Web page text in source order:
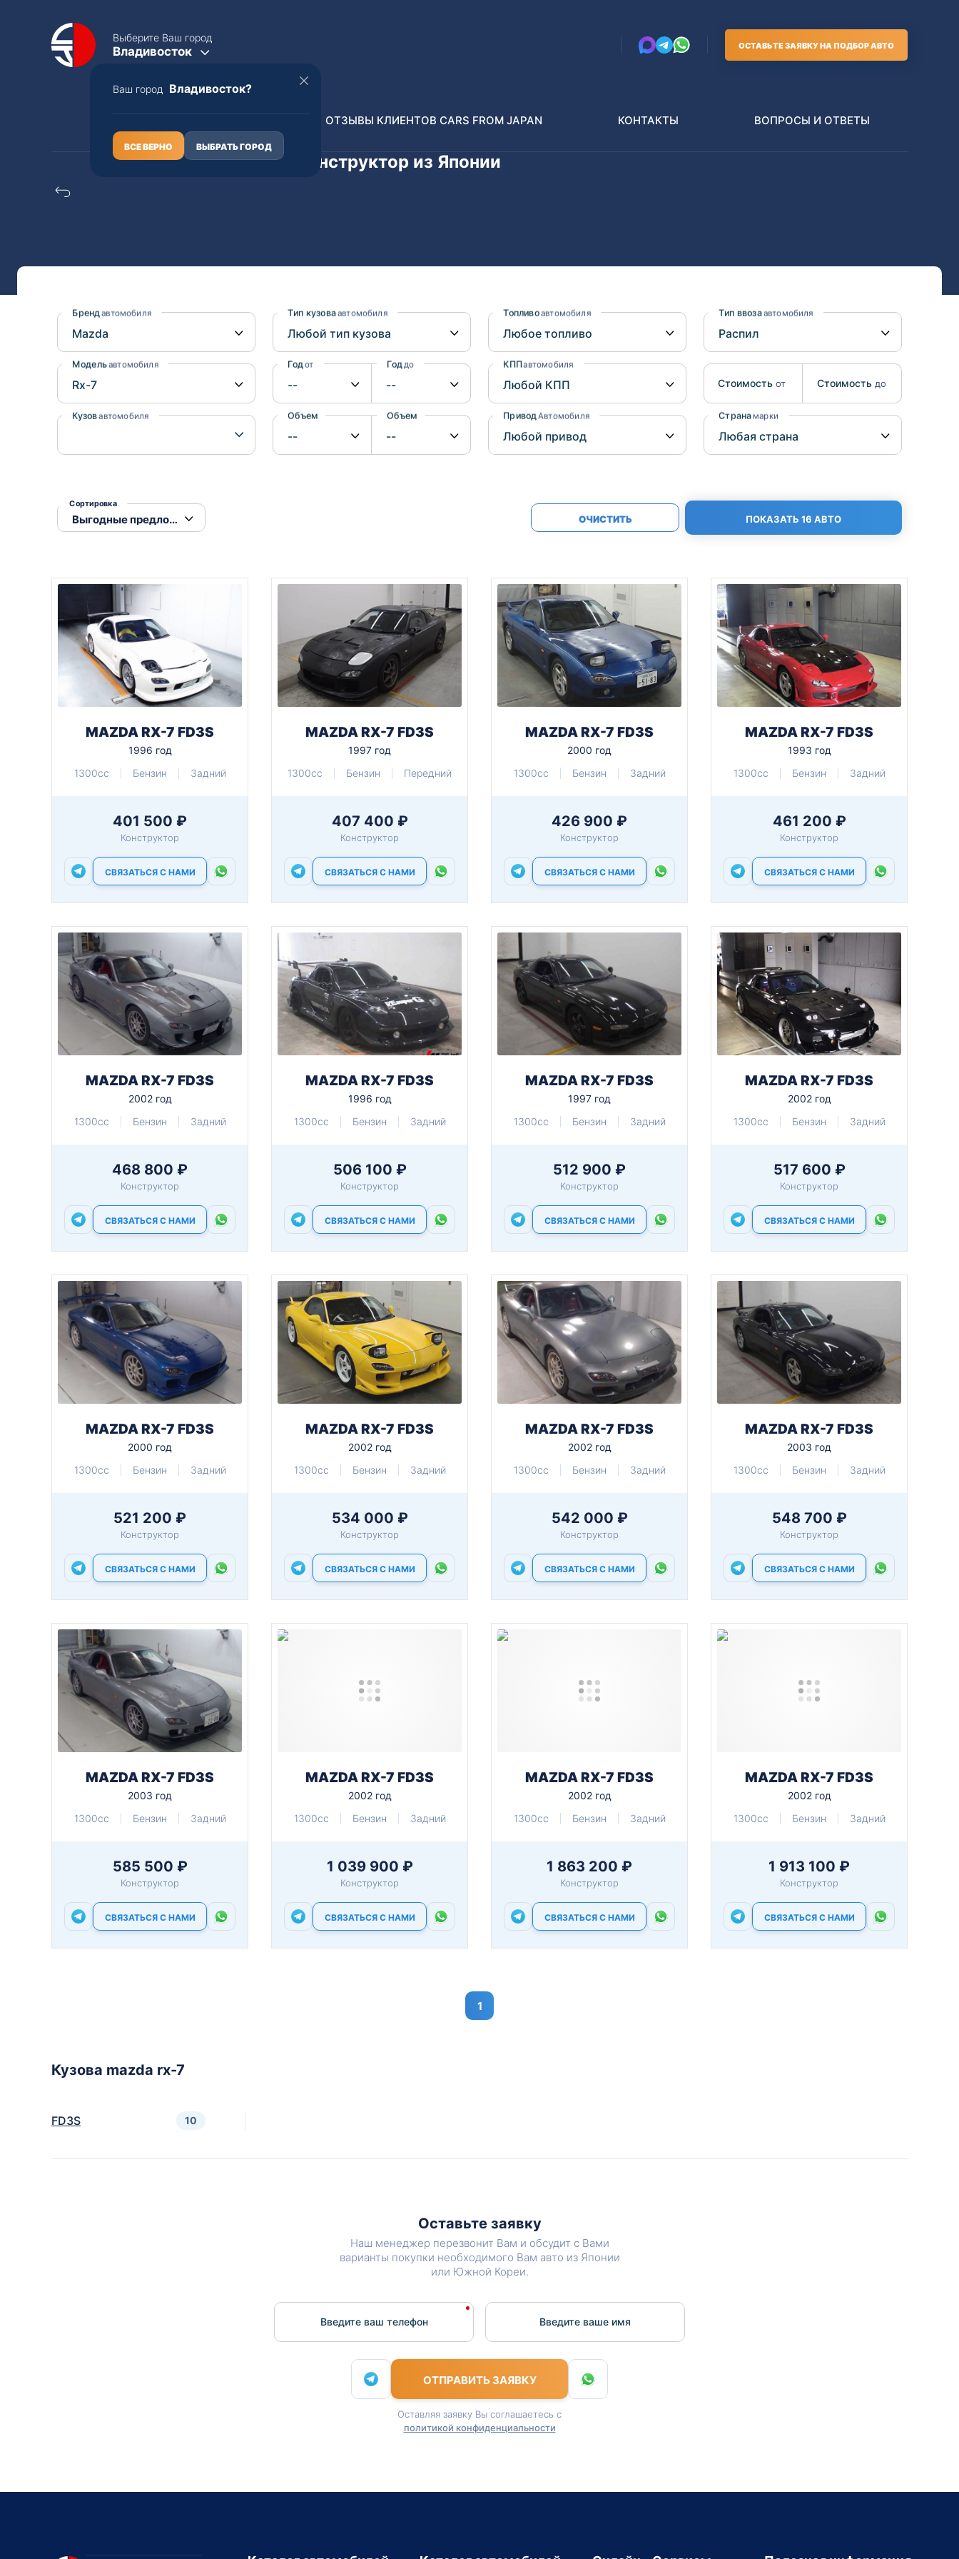
Выберите Ваш город
Владивосток
Ваш город Владивосток?
ВСЕ ВЕРНО ВЫБРАТЬ ГОРОД
ОСТАВЬТЕ ЗАЯВКУ НА ПОДБОР АВТО
Toyota
Mazda
Mitsubishi
Lexus
Tesla
Toyota
Mazda
Mitsubishi
Suzuki
Isuzu
BMW
Daihatsu
Toyota
Mitsubishi
Isuzu
Hino
ОТЗЫВЫ КЛИЕНТОВ CARS FROM JAPAN КОНТАКТЫ ВОПРОСЫ И ОТВЕТЫ
Mazda rx-7 распил/конструктор из Японии
Бренд автомобиля
Модельавтомобиля
Кузовавтомобиля
Тип кузоваавтомобиля
Год от Год до
Объем от Объем до
Топливоавтомобиля
КППавтомобиля
Привод Автомобиля
Тип ввозаавтомобиля
Стоимость от Стоимость до
Страна марки
Сортировка
ОЧИСТИТЬ ПОКАЗАТЬ 16 АВТО
MAZDA RX-7 FD3S
1996 год
1300cc
Бензин Задний
401 500 ₽
Конструктор
СВЯЗАТЬСЯ С НАМИ
MAZDA RX-7 FD3S
1997 год
1300cc
Бензин Передний
407 400 ₽
Конструктор
СВЯЗАТЬСЯ С НАМИ
MAZDA RX-7 FD3S
2000 год
1300cc
Бензин Задний
426 900 ₽
Конструктор
СВЯЗАТЬСЯ С НАМИ
MAZDA RX-7 FD3S
1993 год
1300cc
Бензин Задний
461 200 ₽
Конструктор
СВЯЗАТЬСЯ С НАМИ
MAZDA RX-7 FD3S
2002 год
1300cc
Бензин Задний
468 800 ₽
Конструктор
СВЯЗАТЬСЯ С НАМИ
MAZDA RX-7 FD3S
1996 год
1300cc
Бензин Задний
506 100 ₽
Конструктор
СВЯЗАТЬСЯ С НАМИ
MAZDA RX-7 FD3S
1997 год
1300cc
Бензин Задний
512 900 ₽
Конструктор
СВЯЗАТЬСЯ С НАМИ
MAZDA RX-7 FD3S
2002 год
1300cc
Бензин Задний
517 600 ₽
Конструктор
СВЯЗАТЬСЯ С НАМИ
MAZDA RX-7 FD3S
2000 год
1300cc
Бензин Задний
521 200 ₽
Конструктор
СВЯЗАТЬСЯ С НАМИ
MAZDA RX-7 FD3S
2002 год
1300cc
Бензин Задний
534 000 ₽
Конструктор
СВЯЗАТЬСЯ С НАМИ
MAZDA RX-7 FD3S
2002 год
1300cc
Бензин Задний
542 000 ₽
Конструктор
СВЯЗАТЬСЯ С НАМИ
MAZDA RX-7 FD3S
2003 год
1300cc
Бензин Задний
548 700 ₽
Конструктор
СВЯЗАТЬСЯ С НАМИ
MAZDA RX-7 FD3S
2003 год
1300cc
Бензин Задний
585 500 ₽
Конструктор
СВЯЗАТЬСЯ С НАМИ
MAZDA RX-7 FD3S
2002 год
1300cc
Бензин Задний
1 039 900 ₽
Конструктор
СВЯЗАТЬСЯ С НАМИ
MAZDA RX-7 FD3S
2002 год
1300cc
Бензин Задний
1 863 200 ₽
Конструктор
СВЯЗАТЬСЯ С НАМИ
MAZDA RX-7 FD3S
2002 год
1300cc
Бензин Задний
1 913 100 ₽
Конструктор
СВЯЗАТЬСЯ С НАМИ
1
Кузова mazda rx-7
FD3S 10
Оставьте заявку
Наш менеджер перезвонит Вам и обсудит с Вами
варианты покупки необходимого Вам авто из Японии
или Южной Кореи.
Введите ваш телефон Введите вашe имя
ОТПРАВИТЬ ЗАЯВКУ
Оставляя заявку Вы соглашаетесь с
политикой конфиденциальности